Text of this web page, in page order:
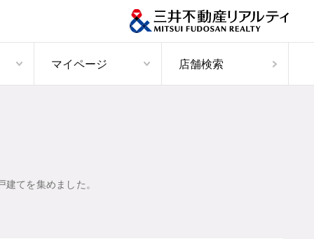
マイページ 店舗検索
てを集めました。